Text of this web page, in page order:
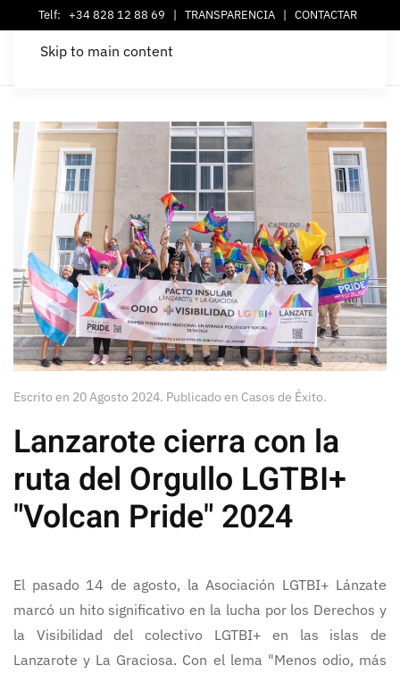
Telf: +34 828 12 88 69 | TRANSPARENCIA | CONTACTAR
Skip to main content
Escrito en 20 Agosto 2024. Publicado en Casos de Éxito.
Lanzarote cierra con la
ruta del Orgullo LGTBI+
"Volcan Pride" 2024
El pasado 14 de agosto, la Asociación LGTBI+ Lánzate
marcó un hito significativo en la lucha por los Derechos y
la Visibilidad del colectivo LGTBI+ en las islas de
Lanzarote y La Graciosa. Con el lema "Menos odio, más